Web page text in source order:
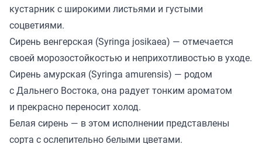
кустарник с широкими листьями и густыми
соцветиями.
Сирень венгерская (Syringa josikaea) — отмечается
своей морозостойкостью и неприхотливостью в уходе.
Сирень амурская (Syringa amurensis) — родом
с Дальнего Востока, она радует тонким ароматом
и прекрасно переносит холод.
Белая сирень — в этом исполнении представлены
сорта с ослепительно белыми цветами.